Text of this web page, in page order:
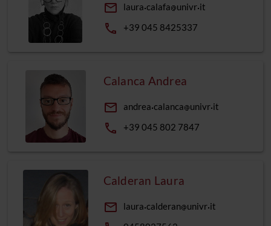
email laura calafa univr it
phone +39 045 8425337
Calanca Andrea
email andrea calanca univr it
phone +39 045 802 7847
Calderan Laura
email laura calderan univr it